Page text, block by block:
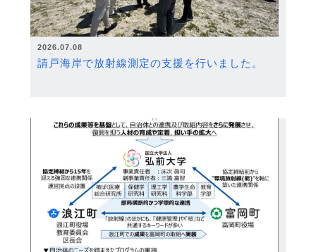
2026.07.08
請戸海岸で放射線測定の支援を行いました。